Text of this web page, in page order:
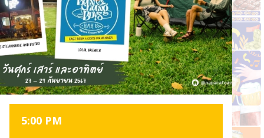
5:00 PM